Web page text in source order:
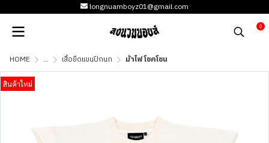
longnuamboyz01@gmail.com
0
HOME ... เสื้อยืดแขนปีกนก ม้าไฟ โชคโชน
สินค้าใหม่